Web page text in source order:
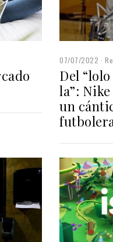
07/07/2022
Del
la”:
un